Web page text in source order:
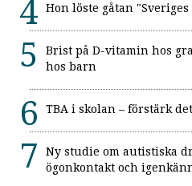
Hon löste gåtan
Brist på D-vitamin hos
hos barn
TBA i skolan – förstärk
Ny studie om autistiska
ögonkontakt och